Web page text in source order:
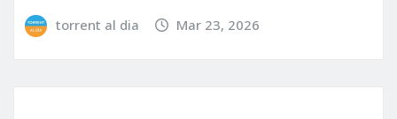
torrent al dia Mar 23, 2026